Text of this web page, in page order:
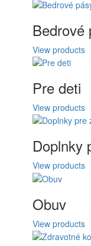
Bedrové
View products
Pre deti
View products
Doplnky
View products
Obuv
View products